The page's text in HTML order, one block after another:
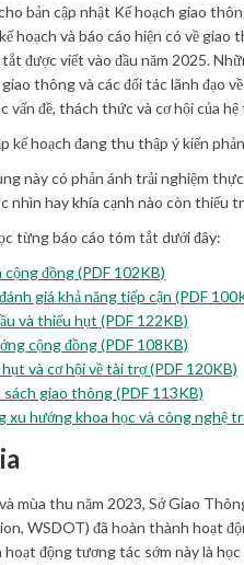
bản cập nhật Kế hoạch giao
hoạch và báo cáo hiện có về
được viết vào đầu năm 2025.
giao thông và các đối tác lãnh
vấn đề, thách thức và cơ hội của
kế hoạch đang thu thập ý kiến
này có phản ánh trải nghiệm
nhìn hay khía cạnh nào còn thiếu
từng báo cáo tóm tắt dưới đây:
cộng đồng (PDF 102KB)
giá khả năng tiếp cận (PDF
và thiếu hụt (PDF 122KB)
cộng đồng (PDF 108KB)
và cơ hội về tài trợ (PDF 120KB)
sách giao thông (PDF 113KB)
xu hướng khoa học và công nghệ
mùa thu năm 2023, Sở Giao
WSDOT) đã hoàn thành hoạt
hoạt động tương tác sớm này là